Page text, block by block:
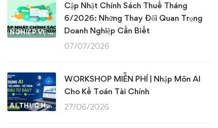
NGHIỆP VỤ KẾ TOÁN & THUẾ
Cập Nhật Chính Sách Thuế Tháng
6/2026: Những Thay Đổi Quan Trọng
Doanh Nghiệp Cần Biết
07/07/2026
AI THỰC HÀNH
WORKSHOP MIỄN PHÍ | Nhập Môn AI
Cho Kế Toán Tài Chính
27/06/2026